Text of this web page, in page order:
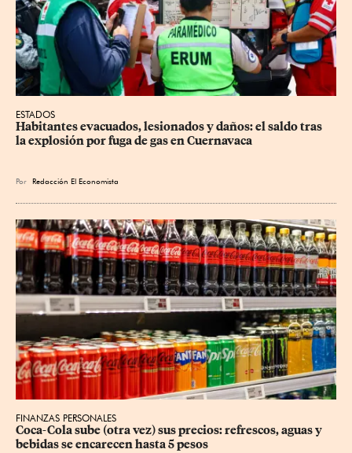
ESTADOS
Habitantes evacuados, lesionados y daños: el saldo tras
la explosión por fuga de gas en Cuernavaca
Por Redacción El Economista
FINANZAS PERSONALES
Coca-Cola sube (otra vez) sus precios: refrescos, aguas y
bebidas se encarecen hasta 5 pesos